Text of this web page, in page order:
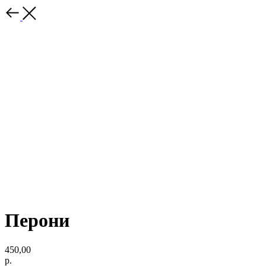
Перони
450,00
р.